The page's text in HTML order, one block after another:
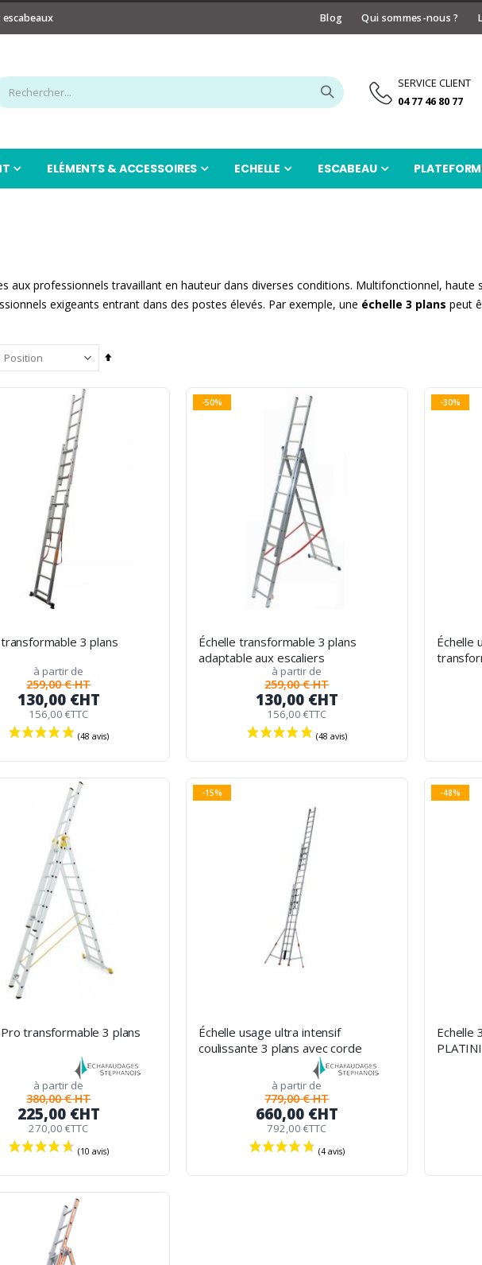
Blog Qui sommes-nous ?
SERVICE CLIENT
04 77 46 80 77
ELÉMENTS & ACCESSOIRES ECHELLE ESCABEAU
aux professionnels travaillant en hauteur dans diverses conditions. Multifonctionnel, haute
exigeants entrant dans des postes élevés. Par exemple, une échelle 3 plans peut
Par
3 plans
à partir de
259,00 € HT
130,00 €HT
156,00 €TTC
-50%
Échelle transformable 3 plans
adaptable aux escaliers
à partir de
259,00 € HT
130,00 €HT
156,00 €TTC
-30%
Échelle
transformable 3 plans
à partir de
380,00 € HT
225,00 €HT
270,00 €TTC
-15%
Échelle usage ultra intensif
coulissante 3 plans avec corde
à partir de
779,00 € HT
660,00 €HT
792,00 €TTC
-48%
Echelle